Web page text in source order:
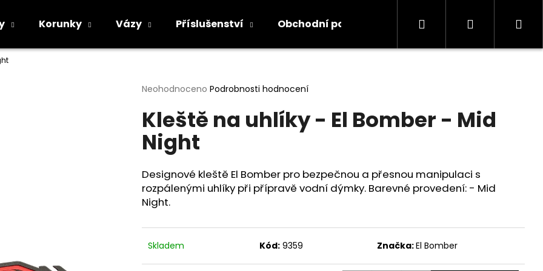
Korunky Vázy Příslušenství Obchodní podmínky Kontakty Informace
Hledat Přihlášení
Průměrné
produktu
je
0,0
hvězdiček.
Neohodnoceno Podrobnosti hodnocení
Kleště na uhlíky - El Bomber - Mid
Night
Designové kleště El Bomber pro bezpečnou a přesnou manipulaci s
rozpálenými uhlíky při přípravě vodní dýmky. Barevné provedení: - Mid
Night.
Skladem Kód: 9359 Značka:El Bomber
Co potřebujete najít?
HLEDAT